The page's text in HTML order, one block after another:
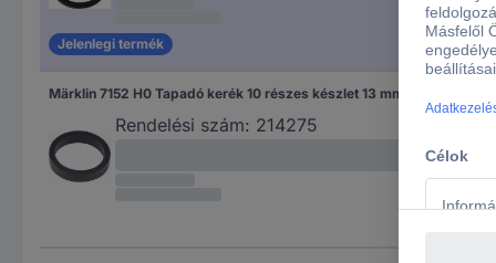
Jelenlegi termék
Märklin 7152 H0 Tapadó kerék 10 részes készlet 13 mm (max)
Rendelési szám: 214275